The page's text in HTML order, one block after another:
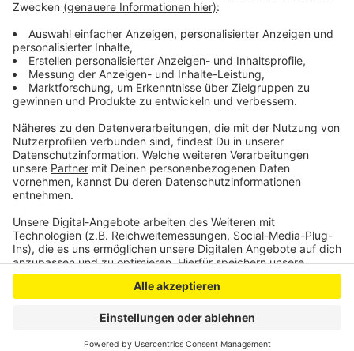
Anzeige
Dauer der Rückmeldung entschuldigt, schreibt die
Stadt Overath. Der Informationsfluss soll künftig
ausgebaut und verbessert werden.
Anzeige
Anzeige